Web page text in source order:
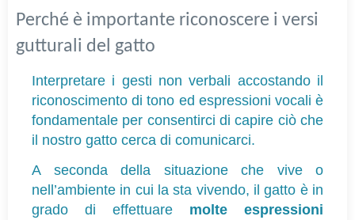
Perché è importante riconoscere i versi
gutturali del gatto
Interpretare i gesti non verbali accostando il
riconoscimento di tono ed espressioni vocali è
fondamentale per consentirci di capire ciò che
il nostro gatto cerca di comunicarci.
A seconda della situazione che vive o
nell’ambiente in cui la sta vivendo, il gatto è in
grado di effettuare molte espressioni